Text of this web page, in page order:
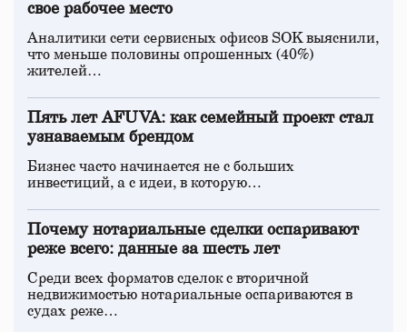
свое рабочее место
Аналитики сети сервисных офисов SOK выяснили,
что меньше половины опрошенных (40%)
жителей…
Пять лет AFUVA: как семейный проект стал
узнаваемым брендом
Бизнес часто начинается не с больших
инвестиций, а с идеи, в которую…
Почему нотариальные сделки оспаривают
реже всего: данные за шесть лет
Среди всех форматов сделок с вторичной
недвижимостью нотариальные оспариваются в
судах реже…